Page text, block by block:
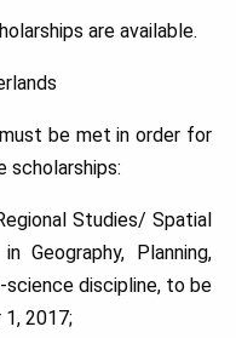
are available.
be met in order for
scholarships:
Studies/ Spatial
Geography, Planning,
science discipline, to be
2017;